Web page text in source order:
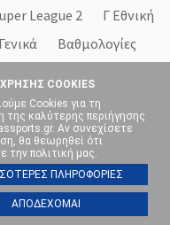
COOKIES
Cookies για τη
της καλύτερης περιήγησης
Αν συνεχίσετε
θα θεωρηθεί ότι
την πολιτική μας.
ΠΛΗΡΟΦΟΡΙΕΣ
ΑΠΟΔΕΧΟΜΑΙ
League 2
Γ Εθνική
Γενικά
Βαθμολογίες
Copyright © 2026, All